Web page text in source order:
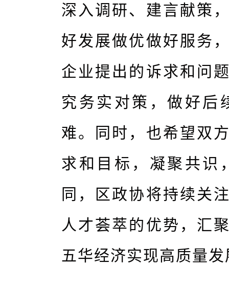
深入调研、建言献策
好发展做优做好服务
企业提出的诉求和问
究务实对策，做好后
难。同时，也希望双
求和目标，凝聚共识
同，区政协将持续关
人才荟萃的优势，汇
五华经济实现高质量发